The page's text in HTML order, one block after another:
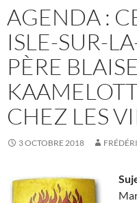
AGENDA :
ISLE-SUR-
PÈRE
CHEZ LES
3 OCTOBRE 2018